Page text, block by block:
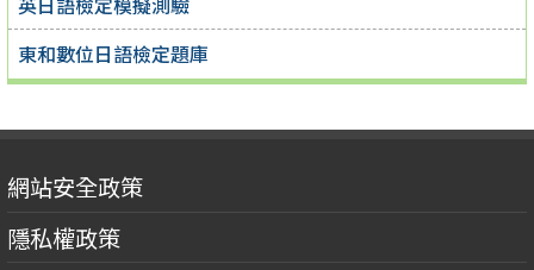
東和數位日語檢定題庫
網站安全政策
隱私權政策